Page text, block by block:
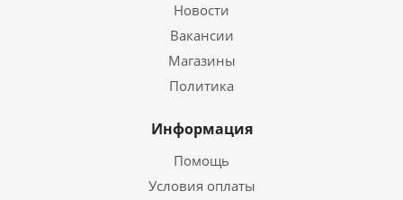
Новости
Вакансии
Магазины
Политика
Информация
Помощь
Условия оплаты